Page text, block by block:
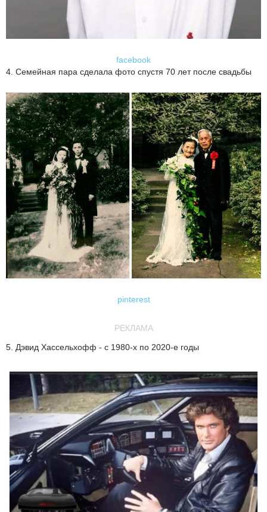
facebook
4. Семейная пара сделала фото спустя 70 лет после свадьбы
pinterest
РЕКЛАМА
5. Дэвид Хассельхофф - с 1980-х по 2020-е годы